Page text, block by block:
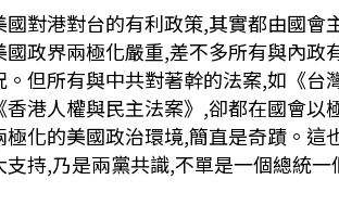
國對港對台的有利政策,其實都由國會
國政界兩極化嚴重,差不多所有與內政
。但所有與中共對著幹的法案,如《台
香港人權與民主法案》,卻都在國會以
極化的美國政治環境,簡直是奇蹟。這
支持,乃是兩黨共識,不單是一個總統一